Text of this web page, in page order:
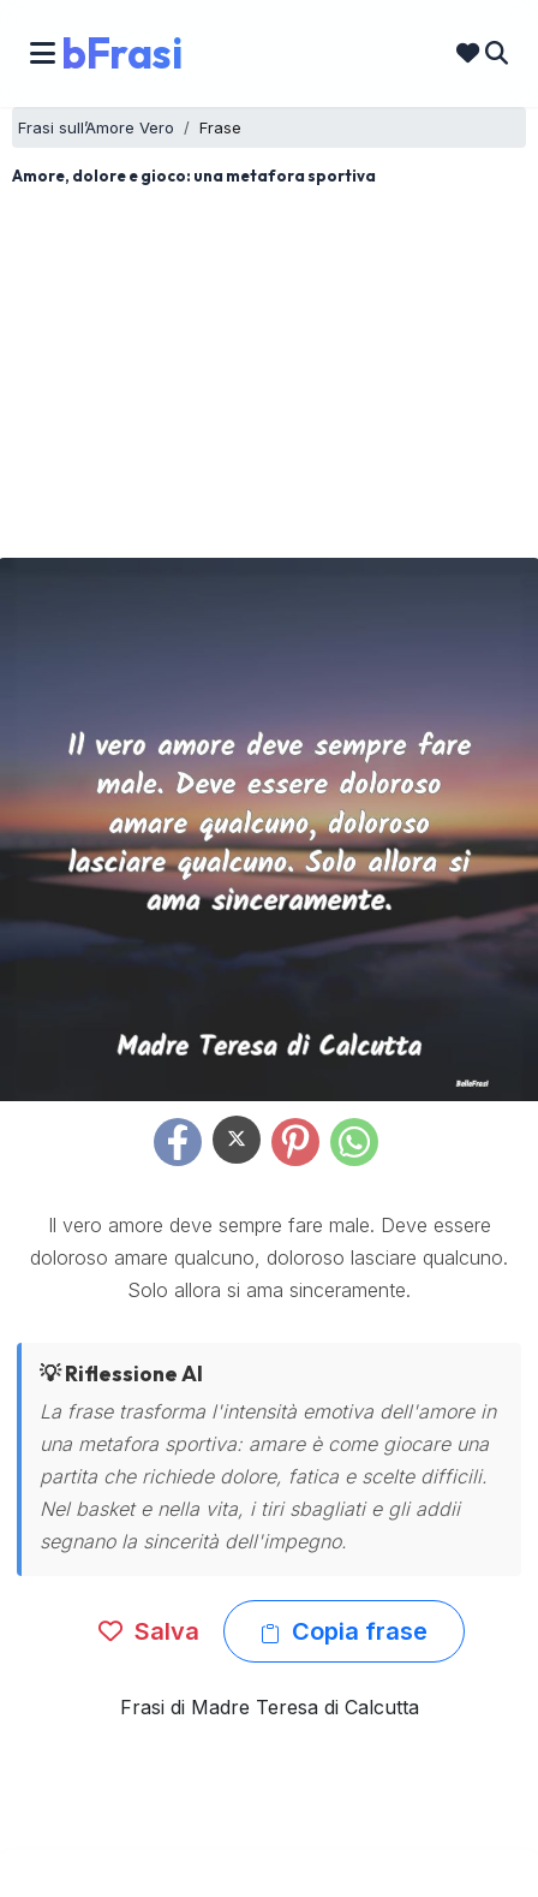
bFrasi
Frasi sull’Amore Vero Frase
Amore, dolore e gioco: una metafora sportiva
Il vero amore deve sempre fare male. Deve essere
doloroso amare qualcuno, doloroso lasciare qualcuno.
Solo allora si ama sinceramente.
💡 Riflessione AI
La frase trasforma l'intensità emotiva dell'amore in
una metafora sportiva: amare è come giocare una
partita che richiede dolore, fatica e scelte difficili.
Nel basket e nella vita, i tiri sbagliati e gli addii
segnano la sincerità dell'impegno.
Salva Copia frase
Frasi di Madre Teresa di Calcutta